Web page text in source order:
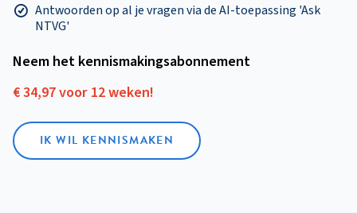
Antwoorden op al je vragen via de AI-toepassing 'Ask
NTVG'
Neem het kennismakings­abonnement
€ 34,97 voor 12 weken!
IK WIL KENNISMAKEN